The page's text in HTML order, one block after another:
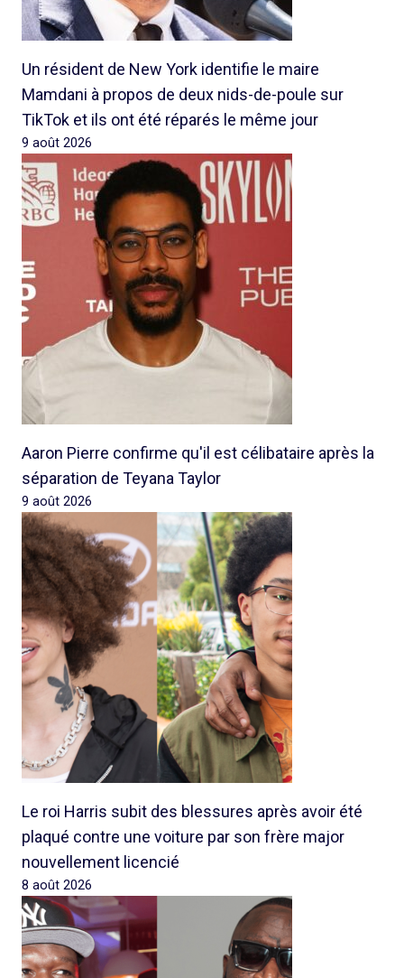
Un résident de New York identifie le maire
Mamdani à propos de deux nids-de-poule sur
TikTok et ils ont été réparés le même jour
9 août 2026
Aaron Pierre confirme qu'il est célibataire après la
séparation de Teyana Taylor
9 août 2026
Le roi Harris subit des blessures après avoir été
plaqué contre une voiture par son frère major
nouvellement licencié
8 août 2026